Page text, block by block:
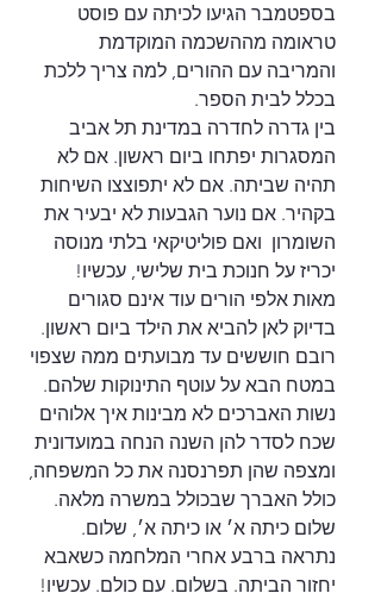
בספטמבר הגיעו לכיתה עם פוסט
טראומה מההשכמה המוקדמת
והמריבה עם ההורים, למה צריך ללכת
בכלל לבית הספר.
בין גדרה לחדרה במדינת תל אביב
המסגרות יפתחו ביום ראשון. אם לא
תהיה שביתה. אם לא יתפוצצו השיחות
בקהיר. אם נוער הגבעות לא יבעיר את
השומרון  ואם פוליטיקאי בלתי מנוסה
יכריז על חנוכת בית שלישי, עכשיו!
מאות אלפי הורים עוד אינם סגורים
בדיוק לאן להביא את הילד ביום ראשון.
רובם חוששים עד מבועתים ממה שצפוי
במטח הבא על עוטף התינוקות שלהם.
נשות האברכים לא מבינות איך אלוהים
שכח לסדר להן השנה הנחה במועדונית
ומצפה שהן תפרנסנה את כל המשפחה,
כולל האברך שבכולל במשרה מלאה.
שלום כיתה א׳ או כיתה א׳, שלום.
נתראה ברבע אחרי המלחמה כשאבא
יחזור הביתה. בשלום. עם כולם. עכשיו!